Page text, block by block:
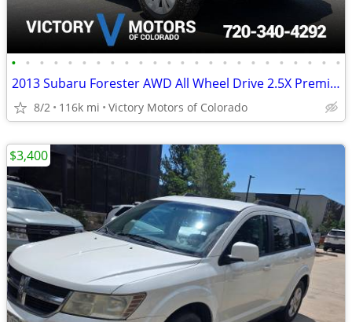
• • • • • • • • • • • • • • • • • • • • • • • •
2013 Subaru Forester AWD All Wheel Drive 2.5X Premium SUV
8/2 116k mi Victory Motors of Colorado
$3,400